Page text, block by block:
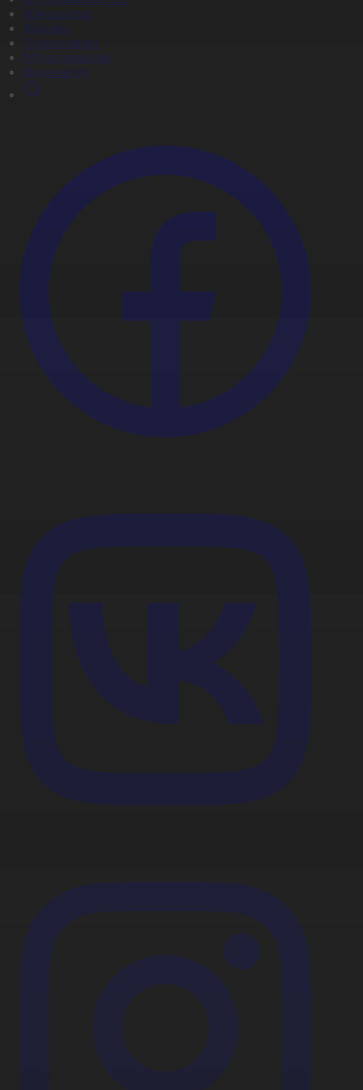
Жаңалықтар
Жобалар
Телехикаялар
Мультсериалдар
Видеоархив